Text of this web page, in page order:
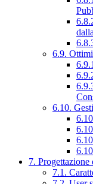
6.9.
6.10.
7. Progettazione
7.1.